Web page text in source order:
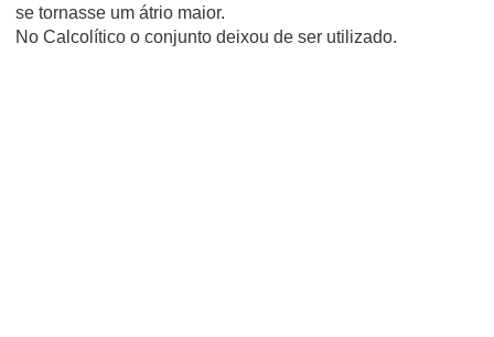
se tornasse um átrio maior.
No Calcolítico o conjunto deixou de ser utilizado.